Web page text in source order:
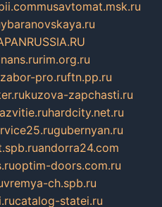
musavtomat.msk.ru
ybaranovskaya.ru
rim.org.ru
zabor-pro.ruftn.pp.ru
kuzova-zapchasti.ru
hardcity.net.ru
gubernyan.ru
andorra24.com
optim-doors.com.ru
vremya-ch.spb.ru
catalog-statei.ru